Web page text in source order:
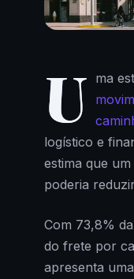
U ma
logístico e
estima que
poderia
Com 73,8%
do frete por
apresenta